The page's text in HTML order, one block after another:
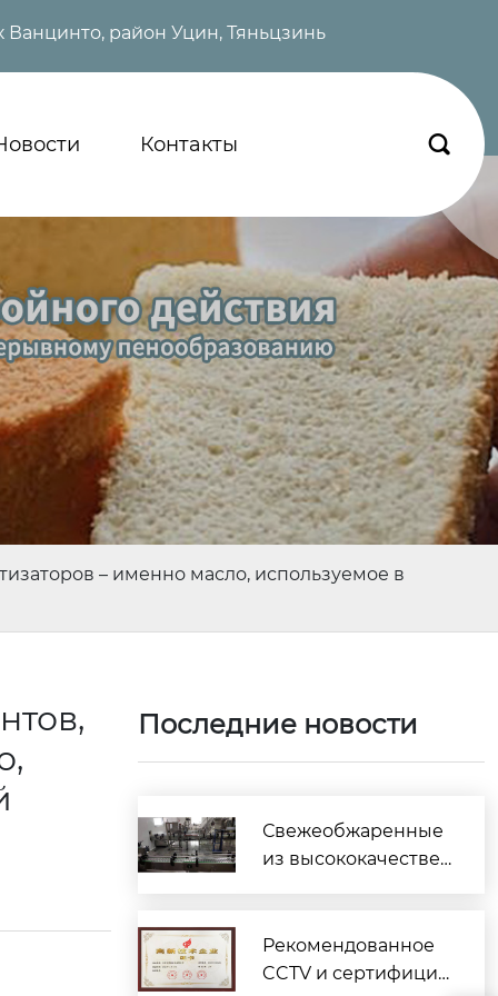
район Уцин, Тяньцзинь
Контакты 
– именно масло, используемое в
Последние новости
Свежеобжаренные
из высококачестве
х ароматизаторов –
именно масло, испо
Рекомендованное
CCTV и сертифицир